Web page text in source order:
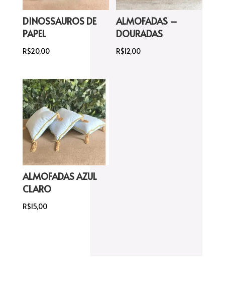
DINOSSAUROS DE
PAPEL
R$20,00
ALMOFADAS –
DOURADAS
R$12,00
ALMOFADAS AZUL
CLARO
R$15,00